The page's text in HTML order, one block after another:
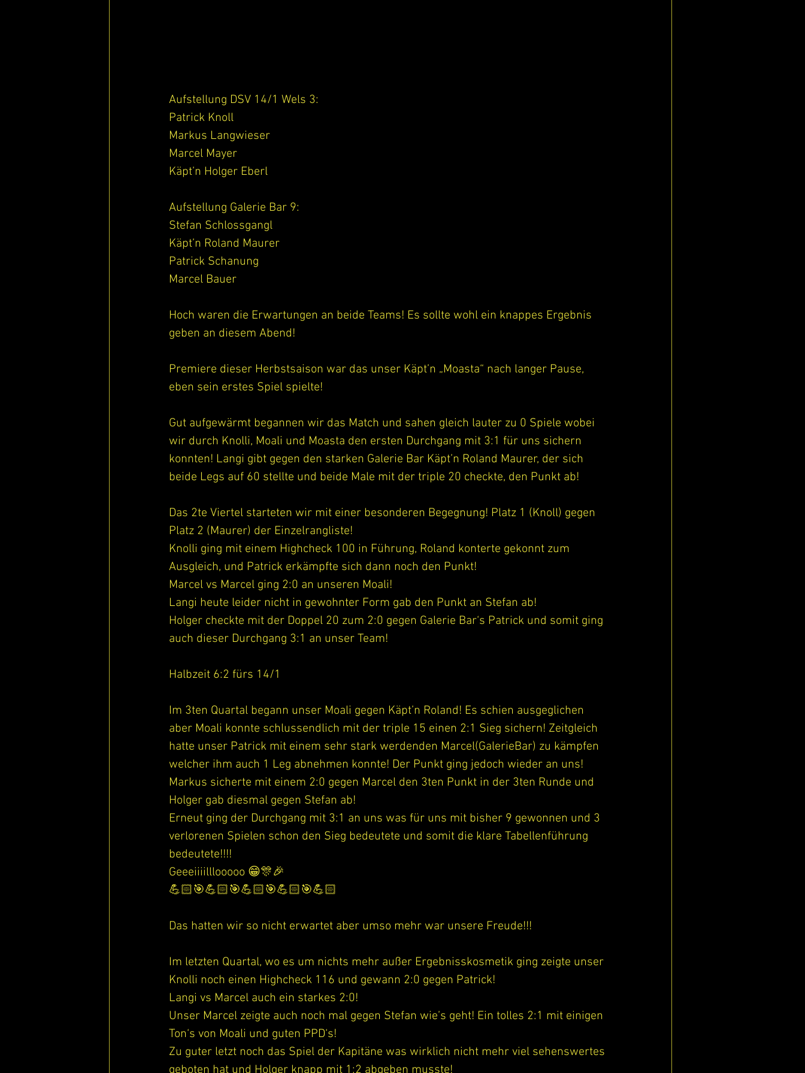
Aufstellung DSV 14/1 Wels 3:
Patrick Knoll
Markus Langwieser
Marcel Mayer
Käpt’n Holger Eberl
Aufstellung Galerie Bar 9:
Stefan Schlossgangl
Käpt’n Roland Maurer
Patrick Schanung
Marcel Bauer
Hoch waren die Erwartungen an beide Teams! Es sollte wohl ein knappes Ergebnis
geben an diesem Abend!
Premiere dieser Herbstsaison war das unser Käpt’n „Moasta“ nach langer Pause,
eben sein erstes Spiel spielte!
Gut aufgewärmt begannen wir das Match und sahen gleich lauter zu 0 Spiele wobei
wir durch Knolli, Moali und Moasta den ersten Durchgang mit 3:1 für uns sichern
konnten! Langi gibt gegen den starken Galerie Bar Käpt’n Roland Maurer, der sich
beide Legs auf 60 stellte und beide Male mit der triple 20 checkte, den Punkt ab!
Das 2te Viertel starteten wir mit einer besonderen Begegnung! Platz 1 (Knoll) gegen
Platz 2 (Maurer) der Einzelrangliste!
Knolli ging mit einem Highcheck 100 in Führung, Roland konterte gekonnt zum
Ausgleich, und Patrick erkämpfte sich dann noch den Punkt!
Marcel vs Marcel ging 2:0 an unseren Moali!
Langi heute leider nicht in gewohnter Form gab den Punkt an Stefan ab!
Holger checkte mit der Doppel 20 zum 2:0 gegen Galerie Bar‘s Patrick und somit ging
auch dieser Durchgang 3:1 an unser Team!
Halbzeit 6:2 fürs 14/1
Im 3ten Quartal begann unser Moali gegen Käpt’n Roland! Es schien ausgeglichen
aber Moali konnte schlussendlich mit der triple 15 einen 2:1 Sieg sichern! Zeitgleich
hatte unser Patrick mit einem sehr stark werdenden Marcel(GalerieBar) zu kämpfen
welcher ihm auch 1 Leg abnehmen konnte! Der Punkt ging jedoch wieder an uns!
Markus sicherte mit einem 2:0 gegen Marcel den 3ten Punkt in der 3ten Runde und
Holger gab diesmal gegen Stefan ab!
Erneut ging der Durchgang mit 3:1 an uns was für uns mit bisher 9 gewonnen und 3
verlorenen Spielen schon den Sieg bedeutete und somit die klare Tabellenführung
bedeutete!!!!
Geeeiiiilllooooo 😁🎊🎉
💪🏻🎯💪🏻🎯💪🏻🎯💪🏻🎯💪🏻
Das hatten wir so nicht erwartet aber umso mehr war unsere Freude!!!
Im letzten Quartal, wo es um nichts mehr außer Ergebnisskosmetik ging zeigte unser
Knolli noch einen Highcheck 116 und gewann 2:0 gegen Patrick!
Langi vs Marcel auch ein starkes 2:0!
Unser Marcel zeigte auch noch mal gegen Stefan wie’s geht! Ein tolles 2:1 mit einigen
Ton‘s von Moali und guten PPD‘s!
Zu guter letzt noch das Spiel der Kapitäne was wirklich nicht mehr viel sehenswertes
geboten hat und Holger knapp mit 1:2 abgeben musste!